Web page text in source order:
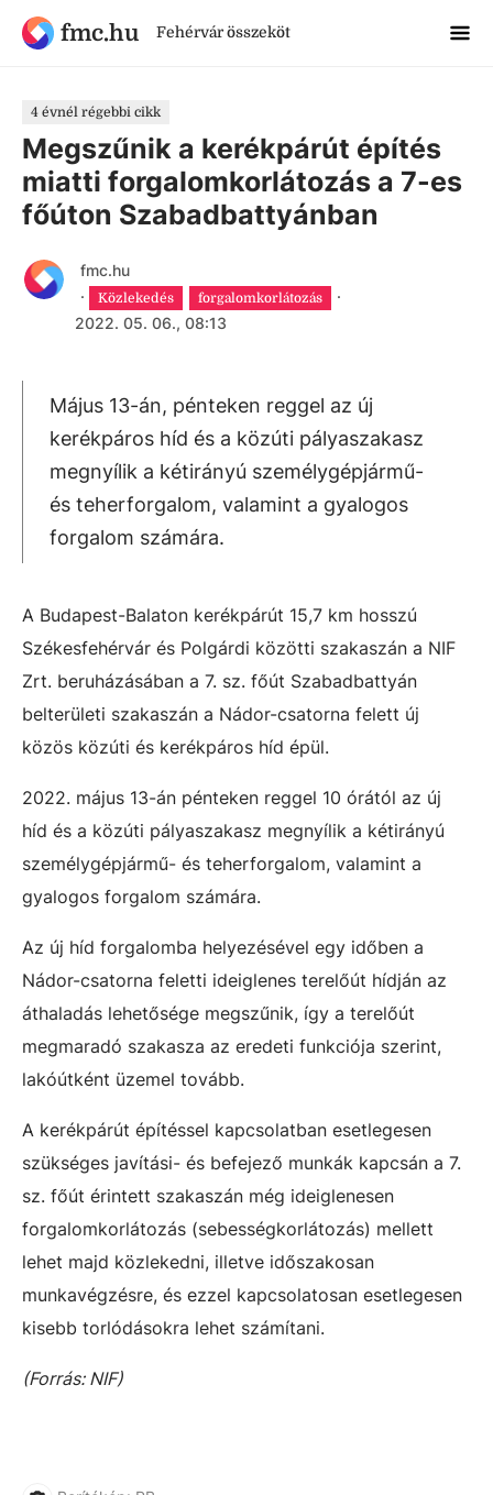
fmc.hu Fehérvár összeköt
4 évnél régebbi cikk
Megszűnik a kerékpárút építés
miatti forgalomkorlátozás a 7-es
főúton Szabadbattyánban
fmc.hu
·
Közlekedés forgalomkorlátozás
·
2022. 05. 06., 08:13
Május 13-án, pénteken reggel az új
kerékpáros híd és a közúti pályaszakasz
megnyílik a kétirányú személygépjármű-
és teherforgalom, valamint a gyalogos
forgalom számára.
A Budapest-Balaton kerékpárút 15,7 km hosszú
Székesfehérvár és Polgárdi közötti szakaszán a NIF
Zrt. beruházásában a 7. sz. főút Szabadbattyán
belterületi szakaszán a Nádor-csatorna felett új
közös közúti és kerékpáros híd épül.
2022. május 13-án pénteken reggel 10 órától az új
híd és a közúti pályaszakasz megnyílik a kétirányú
személygépjármű- és teherforgalom, valamint a
gyalogos forgalom számára.
Az új híd forgalomba helyezésével egy időben a
Nádor-csatorna feletti ideiglenes terelőút hídján az
áthaladás lehetősége megszűnik, így a terelőút
megmaradó szakasza az eredeti funkciója szerint,
lakóútként üzemel tovább.
A kerékpárút építéssel kapcsolatban esetlegesen
szükséges javítási- és befejező munkák kapcsán a 7.
sz. főút érintett szakaszán még ideiglenesen
forgalomkorlátozás (sebességkorlátozás) mellett
lehet majd közlekedni, illetve időszakosan
munkavégzésre, és ezzel kapcsolatosan esetlegesen
kisebb torlódásokra lehet számítani.
(Forrás: NIF)